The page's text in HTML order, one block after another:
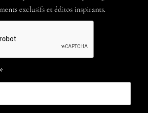
exclusifs et éditos inspirants.